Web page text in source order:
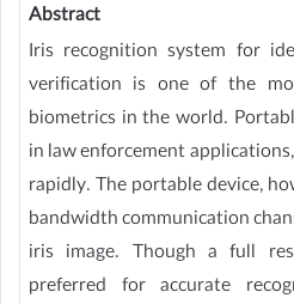
Abstract
Iris recognition system for
verification is one of the
biometrics in the world.
in law enforcement
rapidly. The portable device,
bandwidth communication
iris image. Though a full
preferred for accurate